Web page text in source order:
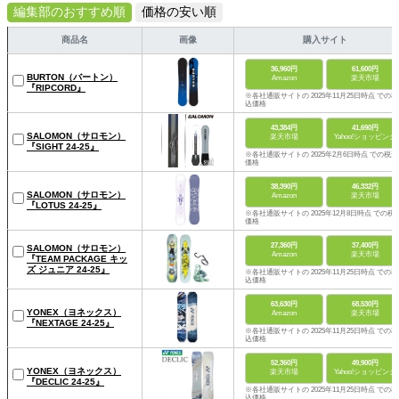
編集部のおすすめ順 価格の安い順
商品名 画像 購入サイト
BURTON（バートン）
『RIPCORD』
36,960円
Amazon
61,600円
楽天市場
※各社通販サイトの 2025年11月25日時点 での税
込価格
SALOMON（サロモン）
『SIGHT 24-25』
43,384円
楽天市場
41,690円
Yahoo!ショッピング
※各社通販サイトの 2025年2月6日時点 での税込
価格
SALOMON（サロモン）
『LOTUS 24-25』
38,390円
Amazon
46,332円
楽天市場
※各社通販サイトの 2025年12月8日時点 での税
価格
SALOMON（サロモン）
『TEAM PACKAGE キッ
ズ ジュニア 24-25』
27,360円
Amazon
37,400円
楽天市場
※各社通販サイトの 2025年11月25日時点 での税
込価格
YONEX（ヨネックス）
『NEXTAGE 24-25』
63,630円
Amazon
68,530円
楽天市場
※各社通販サイトの 2025年11月25日時点 での税
込価格
YONEX（ヨネックス）
『DECLIC 24-25』
52,360円
楽天市場
49,900円
Yahoo!ショッピング
※各社通販サイトの 2025年11月25日時点 での税
込価格